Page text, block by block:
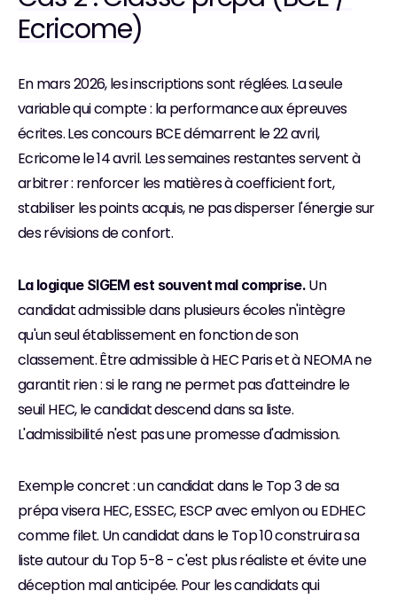
Ecricome)
En mars 2026, les inscriptions sont réglées. La seule
variable qui compte : la performance aux épreuves
écrites. Les concours BCE démarrent le 22 avril,
Ecricome le 14 avril. Les semaines restantes servent à
arbitrer : renforcer les matières à coefficient fort,
stabiliser les points acquis, ne pas disperser l'énergie sur
des révisions de confort.
La logique SIGEM est souvent mal comprise. Un
candidat admissible dans plusieurs écoles n'intègre
qu'un seul établissement en fonction de son
classement. Être admissible à HEC Paris et à NEOMA ne
garantit rien : si le rang ne permet pas d'atteindre le
seuil HEC, le candidat descend dans sa liste.
L'admissibilité n'est pas une promesse d'admission.
Exemple concret : un candidat dans le Top 3 de sa
prépa visera HEC, ESSEC, ESCP avec emlyon ou EDHEC
comme filet. Un candidat dans le Top 10 construira sa
liste autour du Top 5-8 - c'est plus réaliste et évite une
déception mal anticipée. Pour les candidats qui